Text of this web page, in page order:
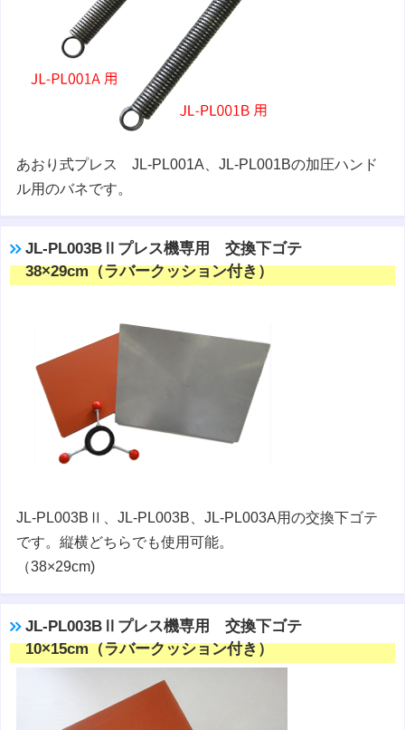
あおり式プレス JL-PL001A、JL-PL001Bの加圧ハンド
ル用のバネです。
JL-PL003BⅡプレス機専用 交換下ゴテ
38×29cm（ラバークッション付き）
JL-PL003BⅡ、JL-PL003B、JL-PL003A用の交換下ゴテ
です。縦横どちらでも使用可能。
（38×29cm)
JL-PL003BⅡプレス機専用 交換下ゴテ
10×15cm（ラバークッション付き）